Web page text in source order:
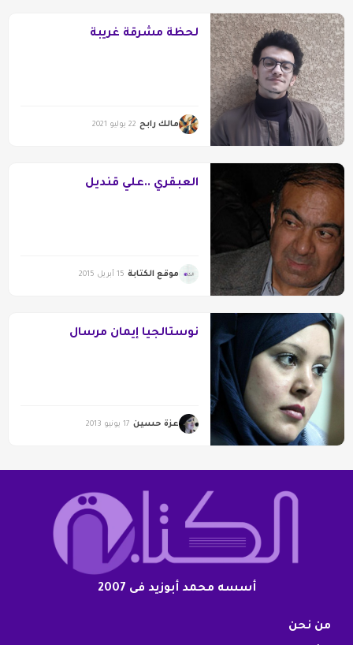
لحظة مشرقة غريبة
مالك رابح 22 يوليو 2021
العبقري ..علي قنديل
موقع الكتابة 15 أبريل 2015
نوستالجيا إيمان مرسال
عزة حسين 17 يونيو 2013
أسسه محمد أبوزيد فى 2007
من نحن